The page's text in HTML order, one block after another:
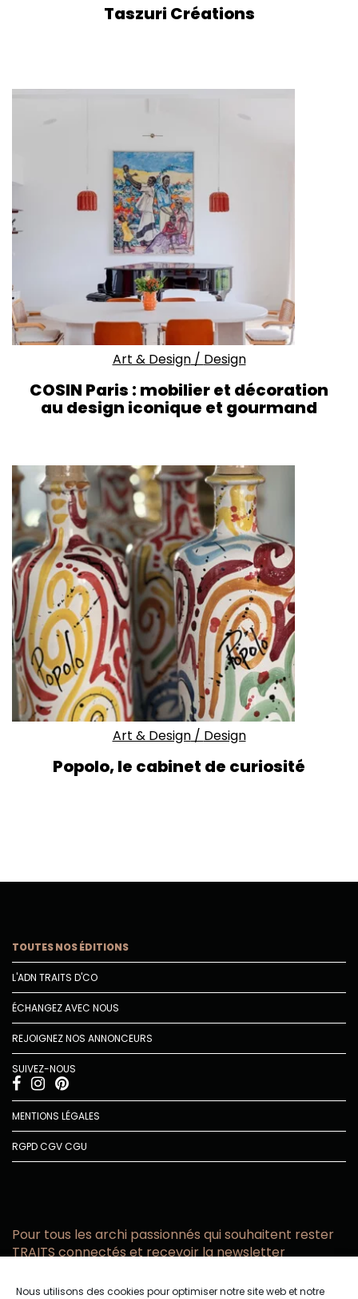
Nous utilisons des cookies pour optimiser notre site web et notre
Taszuri Créations
Art & Design/ Design
COSIN Paris : mobilier et décoration
au design iconique et gourmand
Art & Design/ Design
Popolo, le cabinet de curiosité
TOUTES NOS ÉDITIONS
L'ADN TRAITS D'CO
ÉCHANGEZ AVEC NOUS
REJOIGNEZ NOS ANNONCEURS
SUIVEZ-NOUS
MENTIONS LÉGALES
RGPDCGVCGU
Pour tous les archi passionnés qui souhaitent rester
TRAITS connectés et recevoir la newsletter